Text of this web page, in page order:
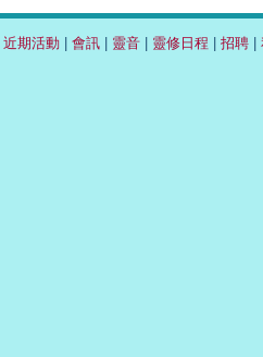
近期活動 | 會訊 | 靈音 | 靈修日程 | 招聘 |